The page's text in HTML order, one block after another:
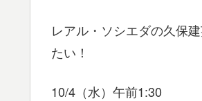
レアル・ソシエダの久保
たい！
10/4（水）午前1:30